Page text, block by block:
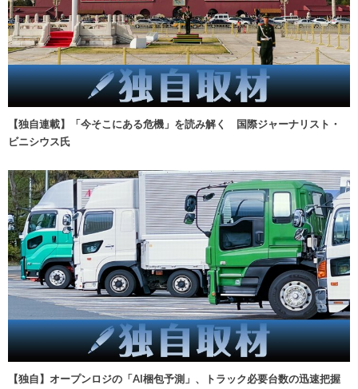
【独自連載】「今そこにある危機」を読み解く 国際ジャーナリスト・
ビニシウス氏
【独自】オープンロジの「AI梱包予測」、トラック必要台数の迅速把握